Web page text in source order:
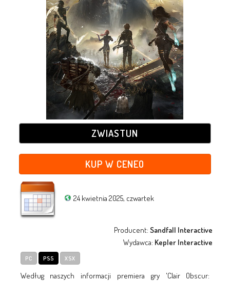
ZWIASTUN
KUP W CENEO
24 kwietnia 2025, czwartek
Producent:Sandfall Interactive
Wydawca: Kepler Interactive
PC PS5 XSX
Według naszych informacji premiera gry 'Clair Obscur: